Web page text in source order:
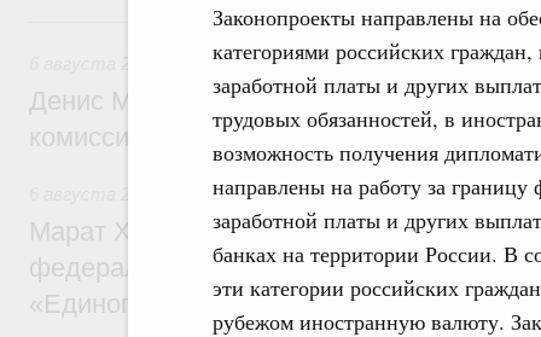
Законопроекты направлены на
категориями российских
заработной платы и других
трудовых обязанностей, в
возможность получения
направлены на работу за
заработной платы и других
банках на территории России. В
эти категории российских
рубежом иностранную валюту.
6 августа, четверг
Общие вопросы промышленной политики
Денис Мантуров провёл заседание
комиссии по промышленности
Регулирование в сфере строительства
Марат Хуснуллин: Более 130
федерального значения построено под
«Единого заказчика»